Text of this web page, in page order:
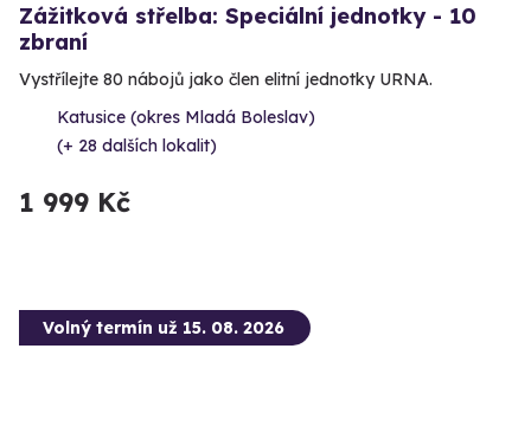
Zážitková střelba: Speciální jednotky - 10
zbraní
Vystřílejte 80 nábojů jako člen elitní jednotky URNA.
Katusice (okres Mladá Boleslav)
(+ 28 dalších lokalit)
1 999 Kč
Volný termín už 15. 08. 2026